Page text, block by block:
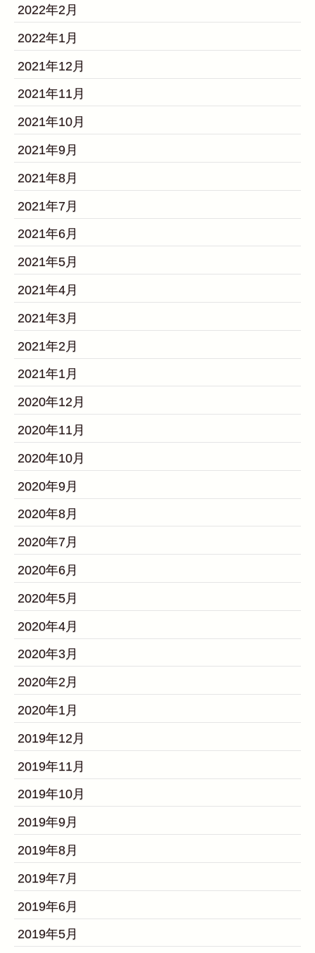
2022年2月
2022年1月
2021年12月
2021年11月
2021年10月
2021年9月
2021年8月
2021年7月
2021年6月
2021年5月
2021年4月
2021年3月
2021年2月
2021年1月
2020年12月
2020年11月
2020年10月
2020年9月
2020年8月
2020年7月
2020年6月
2020年5月
2020年4月
2020年3月
2020年2月
2020年1月
2019年12月
2019年11月
2019年10月
2019年9月
2019年8月
2019年7月
2019年6月
2019年5月